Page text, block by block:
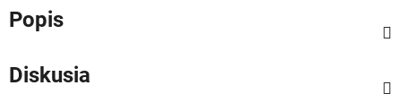
Popis
Diskusia